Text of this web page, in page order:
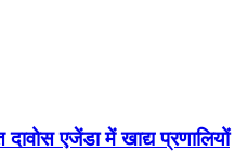
एजेंडा में खाद्य प्रणालियों